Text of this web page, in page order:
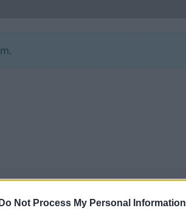
Do Not Process My Personal Information
kör HEV eller PHEV